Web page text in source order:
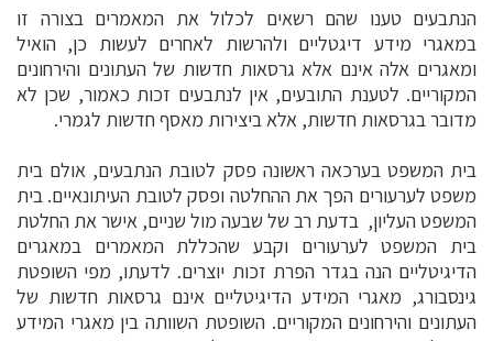
הנתבעים טענו שהם רשאים לכלול את המאמרים בצורה זו
במאגרי מידע דיגטליים ולהרשות לאחרים לעשות כן, הואיל
ומאגרים אלה אינם אלא גרסאות חדשות של העתונים והירחונים
המקוריים. לטענת התובעים, אין לנתבעים זכות כאמור, שכן לא
מדובר בגרסאות חדשות, אלא ביצירות מאסף חדשות לגמרי.
בית המשפט בערכאה ראשונה פסק לטובת הנתבעים, אולם בית
משפט לערעורים הפך את ההחלטה ופסק לטובת העיתונאיים. בית
המשפט העליון, בדעת רב של שבעה מול שניים, אישר את החלטת
בית המשפט לערעורים וקבע שהכללת המאמרים במאגרים
הדיגיטליים הנה בגדר הפרת זכות יוצרים. לדעתו, מפי השופטת
גינסבורג, מאגרי המידע הדיגיטליים אינם גרסאות חדשות של
העתונים והירחונים המקוריים. השופטת השוותה בין מאגרי המידע